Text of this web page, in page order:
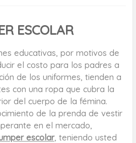
ESCOLAR
educativas, por motivos de
el costo para los padres a
de los uniformes, tienden a
con una ropa que cubra la
del cuerpo de la fémina.
de la prenda de vestir
en el mercado,
escolar, teniendo usted